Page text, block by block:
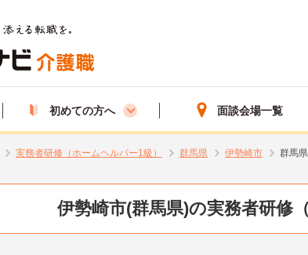
初めての方へ 面談会場一覧
実務者研修（ホームヘルパー1級） 群馬県 伊勢崎市 群馬
伊勢崎市(群馬県)の実務者研修